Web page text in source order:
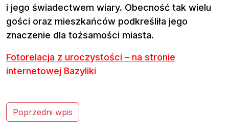
i jego świadectwem wiary. Obecność tak wielu
gości oraz mieszkańców podkreśliła jego
znaczenie dla tożsamości miasta.
Fotorelacja z uroczystości – na stronie
internetowej Bazyliki
N Poprzedni wpis